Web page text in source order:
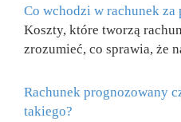
Co wchodzi w rachunek za
Koszty, które tworzą
zrozumieć, co sprawia, że
Rachunek prognozowany
takiego?